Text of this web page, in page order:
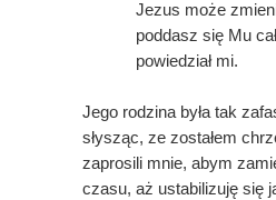
Jezus może
poddasz się Mu
powiedział mi.
Jego rodzina była tak
słysząc, ze zostałem
zaprosili mnie, abym
czasu, aż ustabilizuję się